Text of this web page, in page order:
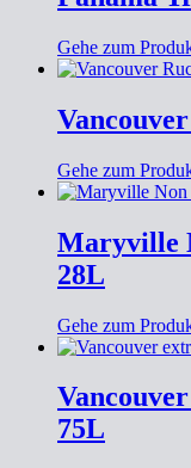
Gehe zum
Gehe zum
Maryville
28L
Gehe zum
75L